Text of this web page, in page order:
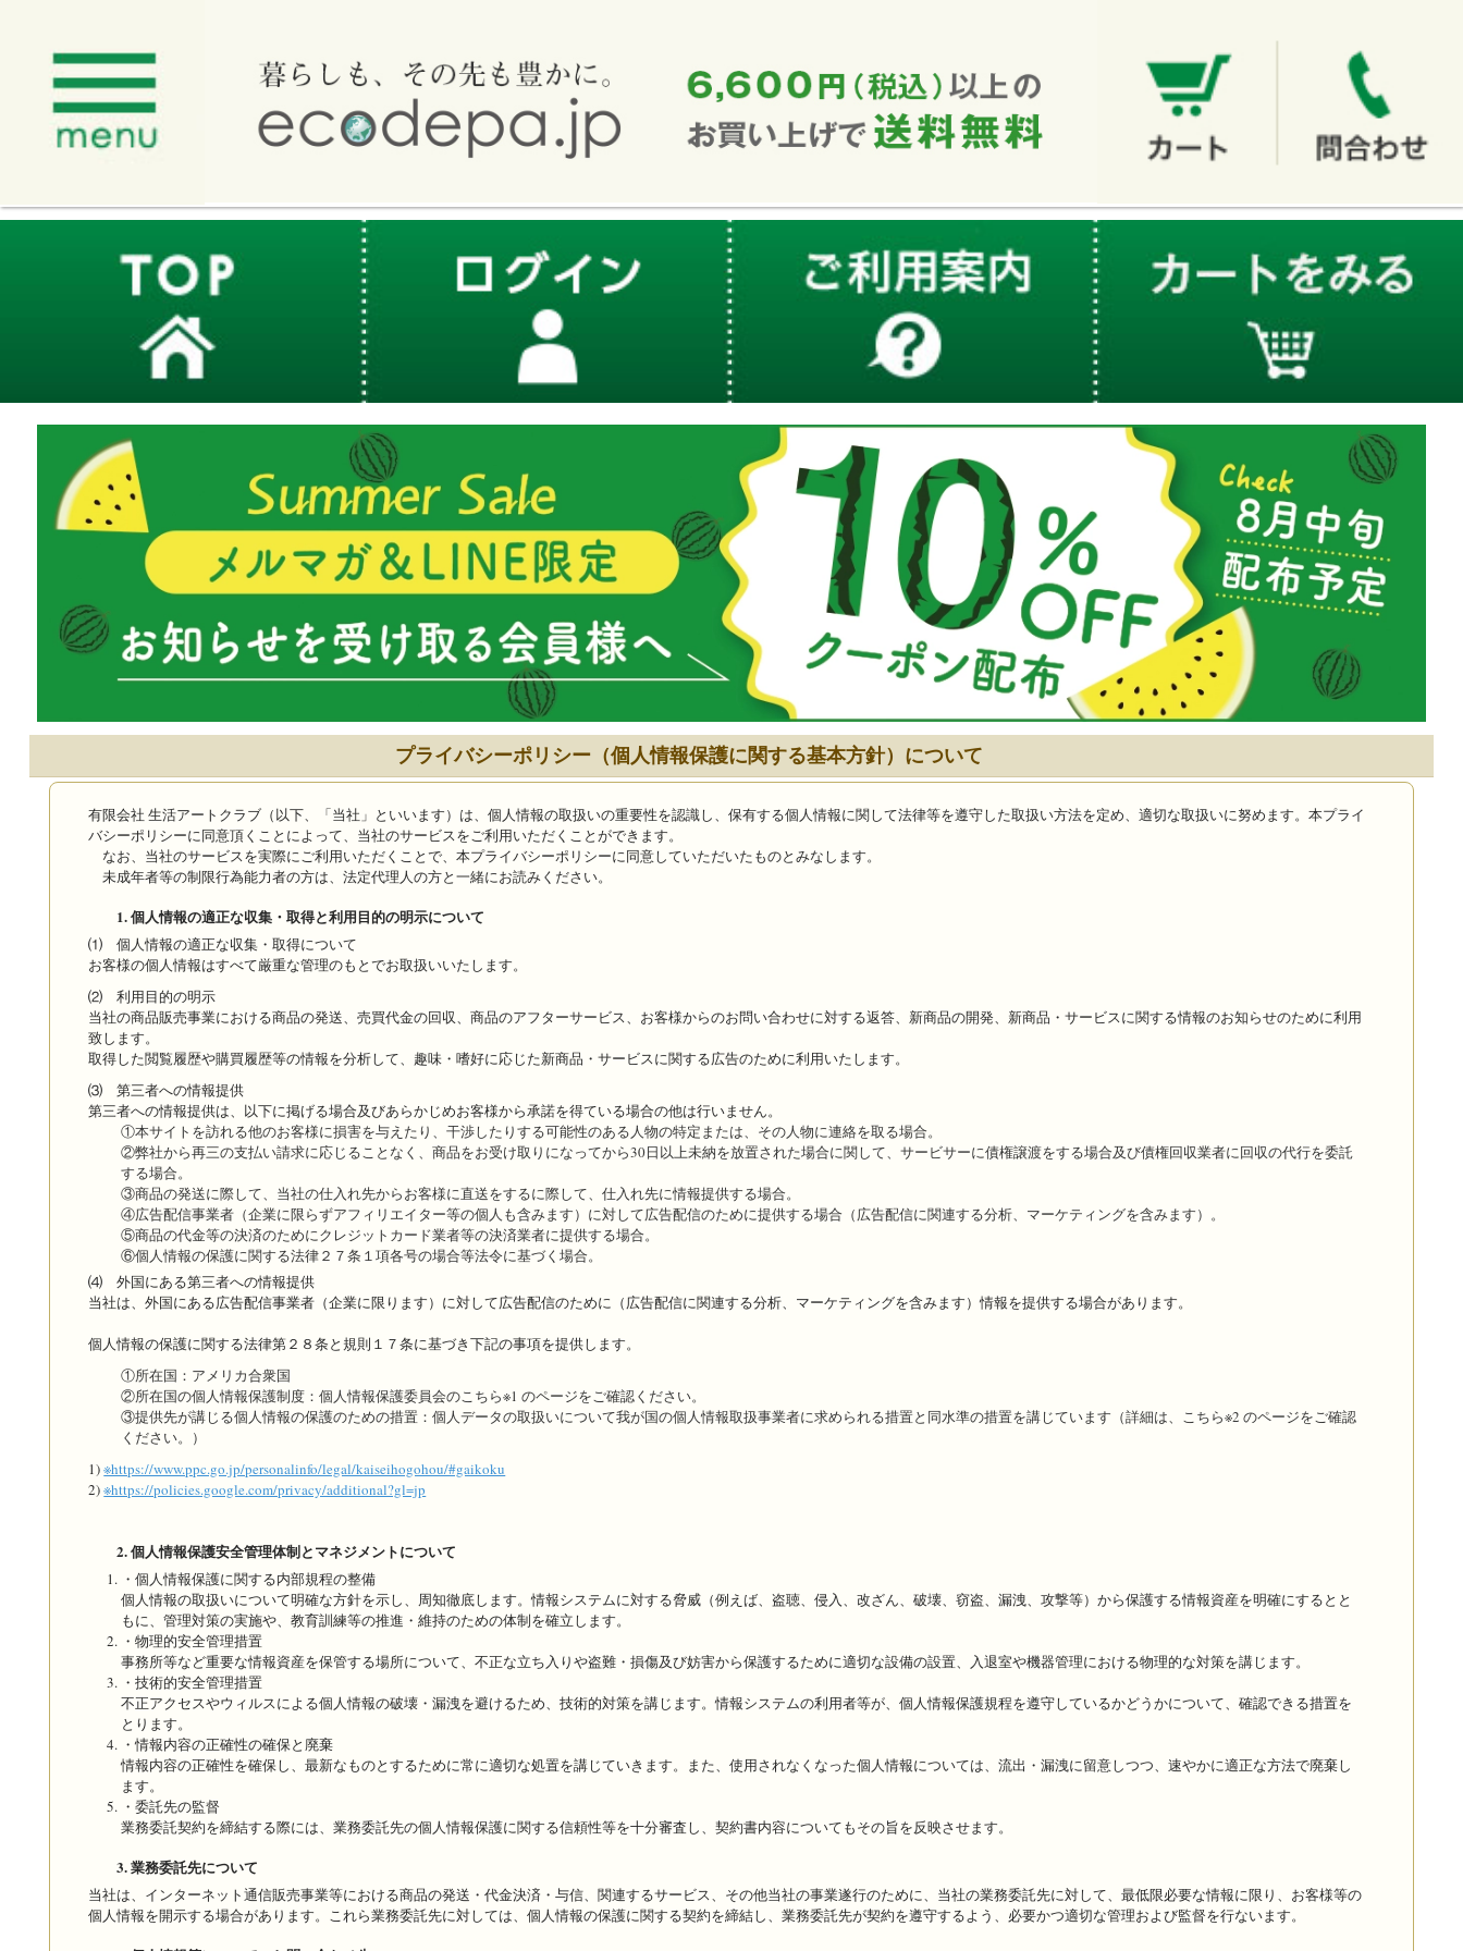
プライバシーポリシー（個人情報保護に関する基本方針）について
有限会社 生活アートクラブ（以下、「当社」といいます）は、個人情報の取扱いの重要性を認識し、保有する個人情報に関して法律等を遵守した取扱い方法を定め、適切な取扱いに努めます。本プライ
バシーポリシーに同意頂くことによって、当社のサービスをご利用いただくことができます。
なお、当社のサービスを実際にご利用いただくことで、本プライバシーポリシーに同意していただいたものとみなします。
未成年者等の制限行為能力者の方は、法定代理人の方と一緒にお読みください。
1. 個人情報の適正な収集・取得と利用目的の明示について
⑴ 個人情報の適正な収集・取得について
お客様の個人情報はすべて厳重な管理のもとでお取扱いいたします。
⑵ 利用目的の明示
当社の商品販売事業における商品の発送、売買代金の回収、商品のアフターサービス、お客様からのお問い合わせに対する返答、新商品の開発、新商品・サービスに関する情報のお知らせのために利用
致します。
取得した閲覧履歴や購買履歴等の情報を分析して、趣味・嗜好に応じた新商品・サービスに関する広告のために利用いたします。
⑶ 第三者への情報提供
第三者への情報提供は、以下に掲げる場合及びあらかじめお客様から承諾を得ている場合の他は行いません。
①本サイトを訪れる他のお客様に損害を与えたり、干渉したりする可能性のある人物の特定または、その人物に連絡を取る場合。
②弊社から再三の支払い請求に応じることなく、商品をお受け取りになってから30日以上未納を放置された場合に関して、サービサーに債権譲渡をする場合及び債権回収業者に回収の代行を委託
する場合。
③商品の発送に際して、当社の仕入れ先からお客様に直送をするに際して、仕入れ先に情報提供する場合。
④広告配信事業者（企業に限らずアフィリエイター等の個人も含みます）に対して広告配信のために提供する場合（広告配信に関連する分析、マーケティングを含みます）。
⑤商品の代金等の決済のためにクレジットカード業者等の決済業者に提供する場合。
⑥個人情報の保護に関する法律２７条１項各号の場合等法令に基づく場合。
⑷ 外国にある第三者への情報提供
当社は、外国にある広告配信事業者（企業に限ります）に対して広告配信のために（広告配信に関連する分析、マーケティングを含みます）情報を提供する場合があります。
個人情報の保護に関する法律第２８条と規則１７条に基づき下記の事項を提供します。
①所在国：アメリカ合衆国
②所在国の個人情報保護制度：個人情報保護委員会のこちら※1 のページをご確認ください。
③提供先が講じる個人情報の保護のための措置：個人データの取扱いについて我が国の個人情報取扱事業者に求められる措置と同水準の措置を講じています（詳細は、こちら※2 のページをご確認
ください。）
1)※https://www.ppc.go.jp/personalinfo/legal/kaiseihogohou/#gaikoku
2)※https://policies.google.com/privacy/additional?gl=jp
2. 個人情報保護安全管理体制とマネジメントについて
・個人情報保護に関する内部規程の整備
個人情報の取扱いについて明確な方針を示し、周知徹底します。情報システムに対する脅威（例えば、盗聴、侵入、改ざん、破壊、窃盗、漏洩、攻撃等）から保護する情報資産を明確にするとと
もに、管理対策の実施や、教育訓練等の推進・維持のための体制を確立します。
・物理的安全管理措置
事務所等など重要な情報資産を保管する場所について、不正な立ち入りや盗難・損傷及び妨害から保護するために適切な設備の設置、入退室や機器管理における物理的な対策を講じます。
・技術的安全管理措置
不正アクセスやウィルスによる個人情報の破壊・漏洩を避けるため、技術的対策を講じます。情報システムの利用者等が、個人情報保護規程を遵守しているかどうかについて、確認できる措置を
とります。
・情報内容の正確性の確保と廃棄
情報内容の正確性を確保し、最新なものとするために常に適切な処置を講じていきます。また、使用されなくなった個人情報については、流出・漏洩に留意しつつ、速やかに適正な方法で廃棄し
ます。
・委託先の監督
業務委託契約を締結する際には、業務委託先の個人情報保護に関する信頼性等を十分審査し、契約書内容についてもその旨を反映させます。
3. 業務委託先について
当社は、インターネット通信販売事業等における商品の発送・代金決済・与信、関連するサービス、その他当社の事業遂行のために、当社の業務委託先に対して、最低限必要な情報に限り、お客様等の
個人情報を開示する場合があります。これら業務委託先に対しては、個人情報の保護に関する契約を締結し、業務委託先が契約を遵守するよう、必要かつ適切な管理および監督を行ないます。